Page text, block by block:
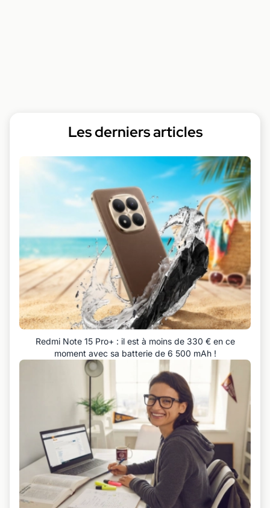
Les derniers articles
Redmi Note 15 Pro+ : il est à moins de 330 € en ce
moment avec sa batterie de 6 500 mAh !